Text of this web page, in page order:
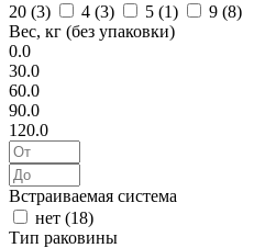
20 (3) 4 (3) 5 (1) 9 (8)
Вес, кг (без упаковки)
0.0
30.0
60.0
90.0
120.0
Встраиваемая система
нет (18)
Тип раковины